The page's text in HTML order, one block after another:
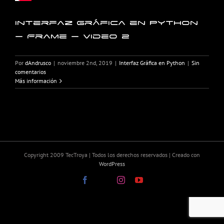
Interfaz Gráfica en Python
– Frame – Video 2
Por dAndrusco | noviembre 2nd, 2019 | Interfaz Gráfica en Python | Sin
comentarios
Más información
Copyright 2009 TecTroya | Todos los derechos reservados | Creado con
WordPress
Facebook InstagramYouTube